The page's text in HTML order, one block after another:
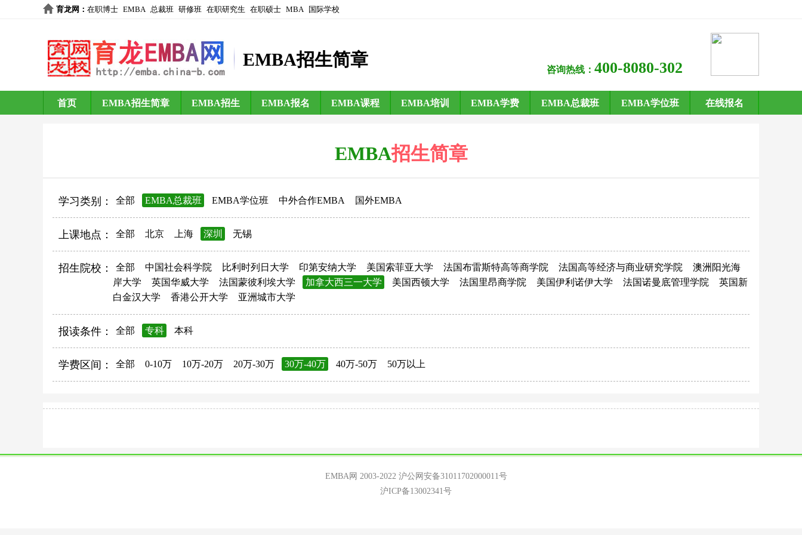
育龙网 ： 在职博士 EMBA 总裁班 研修班 在职研究生 在职硕士 MBA 国际学校
EMBA招生简章
咨询热线： 400-8080-302
首页 EMBA招生简章 EMBA招生 EMBA报名 EMBA课程 EMBA培训 EMBA学费 EMBA总裁班 EMBA学位班 在线报名
EMBA招生简章
学习类别： 全部 EMBA总裁班 EMBA学位班 中外合作EMBA 国外EMBA
上课地点： 全部 北京 上海 深圳 无锡
招生院校： 全部 中国社会科学院 比利时列日大学 印第安纳大学 美国索菲亚大学 法国布雷斯特高等商学院 法国高等经济与商业研究学院
澳洲阳光海
岸大学
英国华威大学 法国蒙彼利埃大学 加拿大西三一大学 美国西顿大学 法国里昂商学院 美国伊利诺伊大学 法国诺曼底管理学院
英国新
白金汉大学
香港公开大学 亚洲城市大学
报读条件： 全部 专科 本科
学费区间： 全部 0-10万 10万-20万 20万-30万 30万-40万 40万-50万 50万以上
EMBA网 2003-2022 沪公网安备31011702000011号
沪ICP备13002341号